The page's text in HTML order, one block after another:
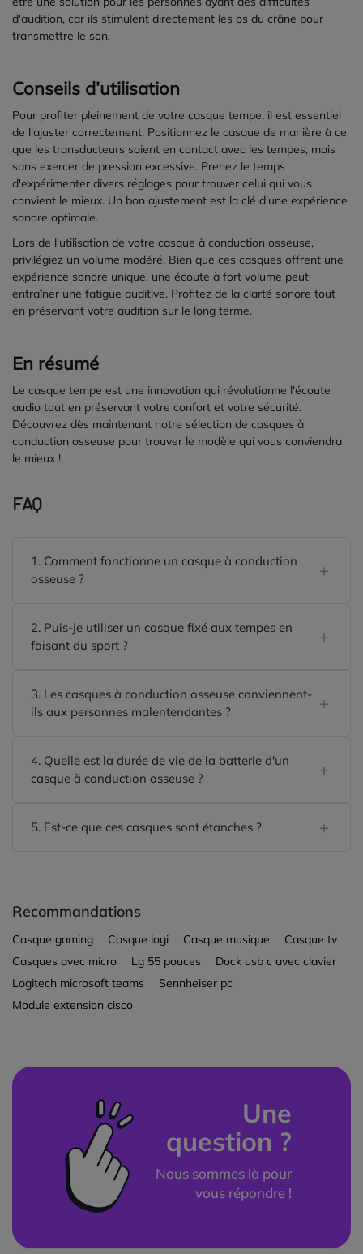
d'audition, car ils stimulent directement les os du crâne pour
transmettre le son.
Conseils d’utilisation
Pour profiter pleinement de votre casque tempe, il est essentiel
de l'ajuster correctement. Positionnez le casque de manière à ce
que les transducteurs soient en contact avec les tempes, mais
sans exercer de pression excessive. Prenez le temps
d'expérimenter divers réglages pour trouver celui qui vous
convient le mieux. Un bon ajustement est la clé d'une expérience
sonore optimale.
Lors de l'utilisation de votre casque à conduction osseuse,
privilégiez un volume modéré. Bien que ces casques offrent une
expérience sonore unique, une écoute à fort volume peut
entraîner une fatigue auditive. Profitez de la clarté sonore tout
en préservant votre audition sur le long terme.
En résumé
Le casque tempe est une innovation qui révolutionne l'écoute
audio tout en préservant votre confort et votre sécurité.
Découvrez dès maintenant notre sélection de casques à
conduction osseuse pour trouver le modèle qui vous conviendra
le mieux !
FAQ
1. Comment fonctionne un casque à conduction
osseuse ?
2. Puis-je utiliser un casque fixé aux tempes en
faisant du sport ?
3. Les casques à conduction osseuse conviennent-
ils aux personnes malentendantes ?
4. Quelle est la durée de vie de la batterie d'un
casque à conduction osseuse ?
5. Est-ce que ces casques sont étanches ?
Recommandations
Casque gaming Casque logi Casque musique
Casque tv
Casques avec micro
Lg 55 pouces
Dock usb c avec clavier
Logitech microsoft teams
Sennheiser pc
Module extension cisco
Une
question ?
Nous sommes là pour
vous répondre !